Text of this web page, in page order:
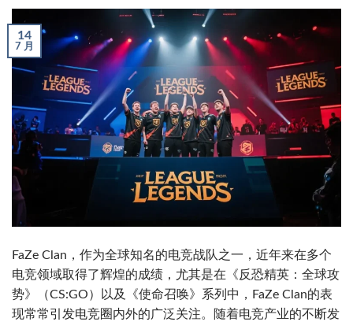
14
7 月
FaZe Clan，作为全球知名的电竞战队之一，近年来在多个
电竞领域取得了辉煌的成绩，尤其是在《反恐精英：全球攻
势》（CS:GO）以及《使命召唤》系列中，FaZe Clan的表
现常常引发电竞圈内外的广泛关注。随着电竞产业的不断发